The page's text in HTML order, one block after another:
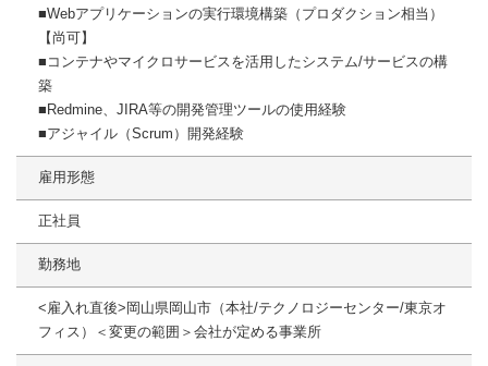
■Webアプリケーションの実行環境構築（プロダクション相当）
【尚可】
■コンテナやマイクロサービスを活用したシステム/サービスの構
築
■Redmine、JIRA等の開発管理ツールの使用経験
■アジャイル（Scrum）開発経験
雇用形態
正社員
勤務地
<雇入れ直後>岡山県岡山市（本社/テクノロジーセンター/東京オ
フィス）＜変更の範囲＞会社が定める事業所